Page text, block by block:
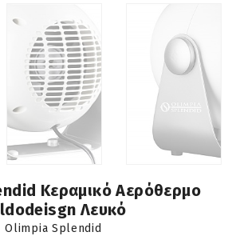
Κεραμικό Αερόθερμο
Λευκό
Olimpia Splendid